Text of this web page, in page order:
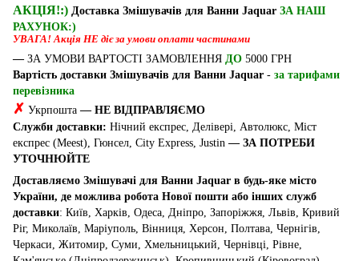
АКЦІЯ!:) Доставка Змішувачів для Ванни Jaquar ЗА НАШ
РАХУНОК:)
УВАГА! Акція НЕ діє за умови оплати частинами
— ЗА УМОВИ ВАРТОСТІ ЗАМОВЛЕННЯ ДО 5000 ГРН
Вартість доставки Змішувачів для Ванни Jaquar - за тарифами
перевізника
✗ Укрпошта — НЕ ВІДПРАВЛЯЄМО
Служби доставки: Нічний експрес, Делівері, Автолюкс, Міст
експрес (Meest), Гюнсел, City Express, Justin — ЗА ПОТРЕБИ
УТОЧНЮЙТЕ
Доставляємо Змішувачі для Ванни Jaquar в будь-яке місто
України, де можлива робота Нової пошти або інших служб
доставки: Київ, Харків, Одеса, Дніпро, Запоріжжя, Львів, Кривий
Ріг, Миколаїв, Маріуполь, Вінниця, Херсон, Полтава, Чернігів,
Черкаси, Житомир, Суми, Хмельницький, Чернівці, Рівне,